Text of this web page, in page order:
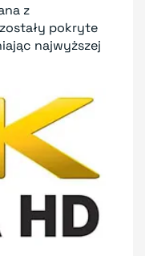
z
pokryte
najwyższej